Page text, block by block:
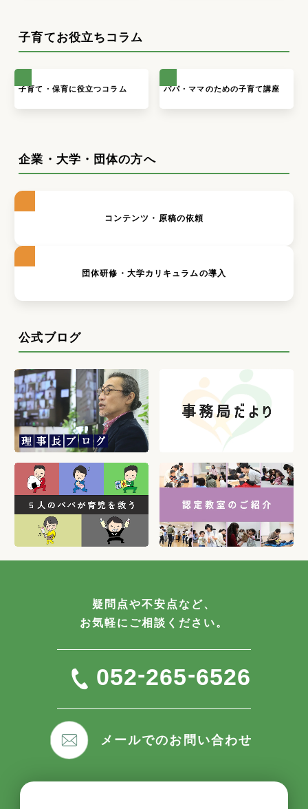
子育てお役立ちコラム
子育て・保育に役立つコラム パパ・ママのための子育て講座
企業・大学・団体の方へ
コンテンツ・原稿の依頼
団体研修・大学カリキュラムの導入
公式ブログ
疑問点や不安点など、
お気軽にご相談ください。
052-265-6526
メールでのお問い合わせ